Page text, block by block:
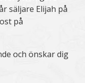
säljare Elijah på
på
och önskar dig